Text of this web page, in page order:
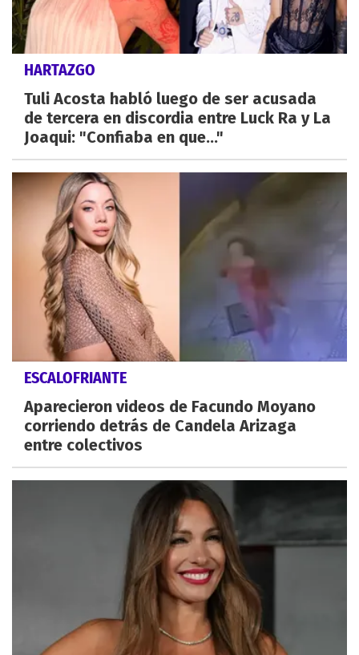
HARTAZGO
Tuli Acosta habló luego de ser acusada
de tercera en discordia entre Luck Ra y La
Joaqui: "Confiaba en que..."
ESCALOFRIANTE
Aparecieron videos de Facundo Moyano
corriendo detrás de Candela Arizaga
entre colectivos